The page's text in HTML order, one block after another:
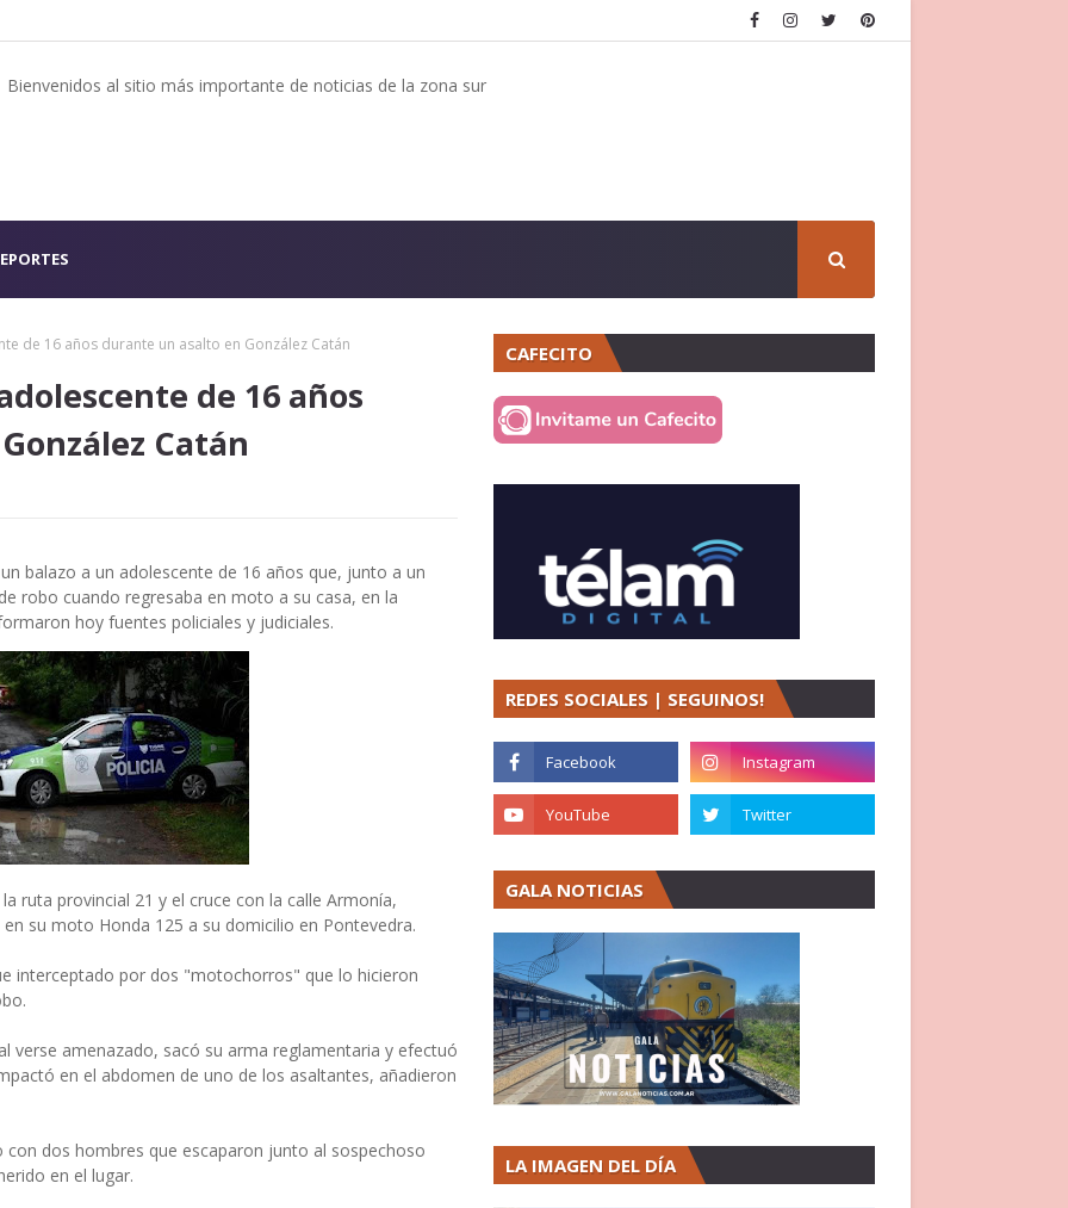
Bienvenidos al sitio más importante de noticias de la zona sur
de 16 años durante un asalto en González Catán
de 16 años
Catán
balazo a un adolescente de 16 años que, junto a un
robo cuando regresaba en moto a su casa, en la
hoy fuentes policiales y judiciales.
ruta provincial 21 y el cruce con la calle Armonía,
su moto Honda 125 a su domicilio en Pontevedra.
interceptado por dos "motochorros" que lo hicieron
verse amenazado, sacó su arma reglamentaria y efectuó
en el abdomen de uno de los asaltantes, añadieron
dos hombres que escaparon junto al sospechoso
en el lugar.
CAFECITO
REDES SOCIALES | SEGUINOS!
GALA NOTICIAS
LA IMAGEN DEL DÍA